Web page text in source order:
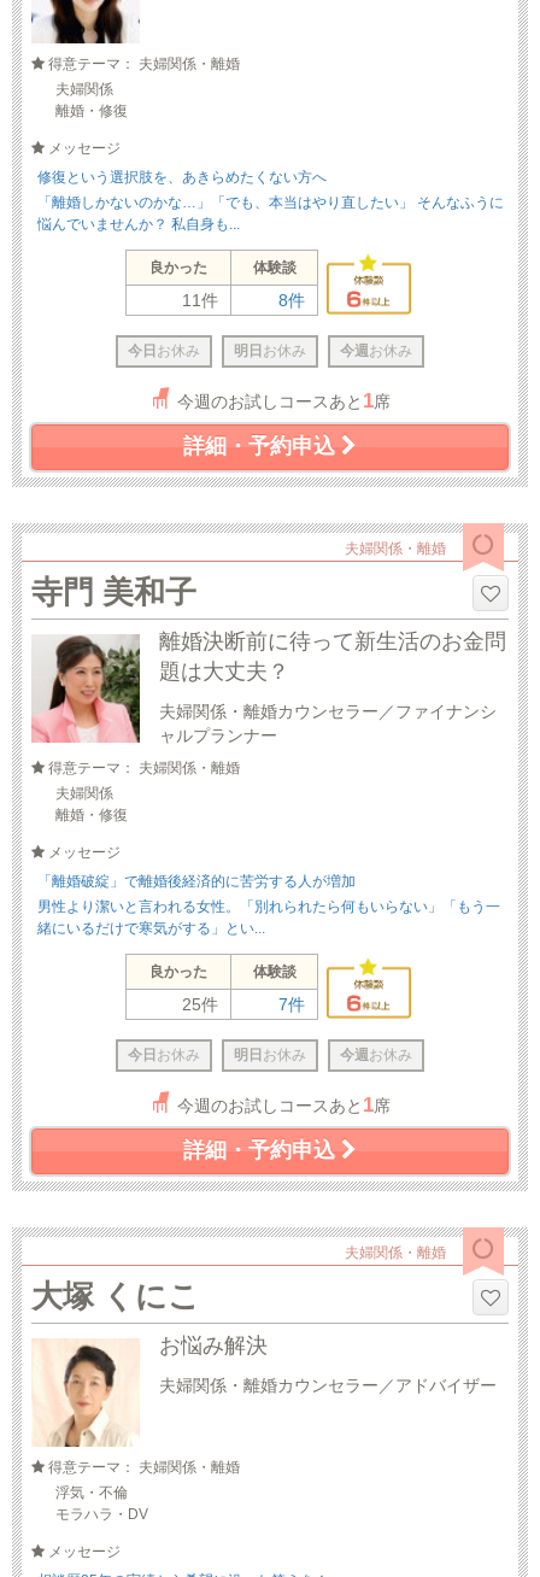
得意テーマ： 夫婦関係・離婚
夫婦関係
離婚・修復
メッセージ
修復という選択肢を、あきらめたくない方へ
「離婚しかないのかな…」「でも、本当はやり直したい」 そんなふうに
悩んでいませんか？ 私自身も...
良かった 体験談
11件 8件
今日 お休み 明日 お休み 今週 お休み
今週のお試しコースあと 1席
詳細・予約申込
夫婦関係・離婚
寺門 美和子
離婚決断前に待って新生活のお金問
題は大丈夫？
夫婦関係・離婚カウンセラー／ファイナンシ
ャルプランナー
得意テーマ： 夫婦関係・離婚
夫婦関係
離婚・修復
メッセージ
「離婚破綻」で離婚後経済的に苦労する人が増加
男性より潔いと言われる女性。「別れられたら何もいらない」「もう一
緒にいるだけで寒気がする」とい...
良かった 体験談
25件 7件
今日 お休み 明日 お休み 今週 お休み
今週のお試しコースあと 1席
詳細・予約申込
夫婦関係・離婚
大塚 くにこ
お悩み解決
夫婦関係・離婚カウンセラー／アドバイザー
得意テーマ： 夫婦関係・離婚
浮気・不倫
モラハラ・DV
メッセージ